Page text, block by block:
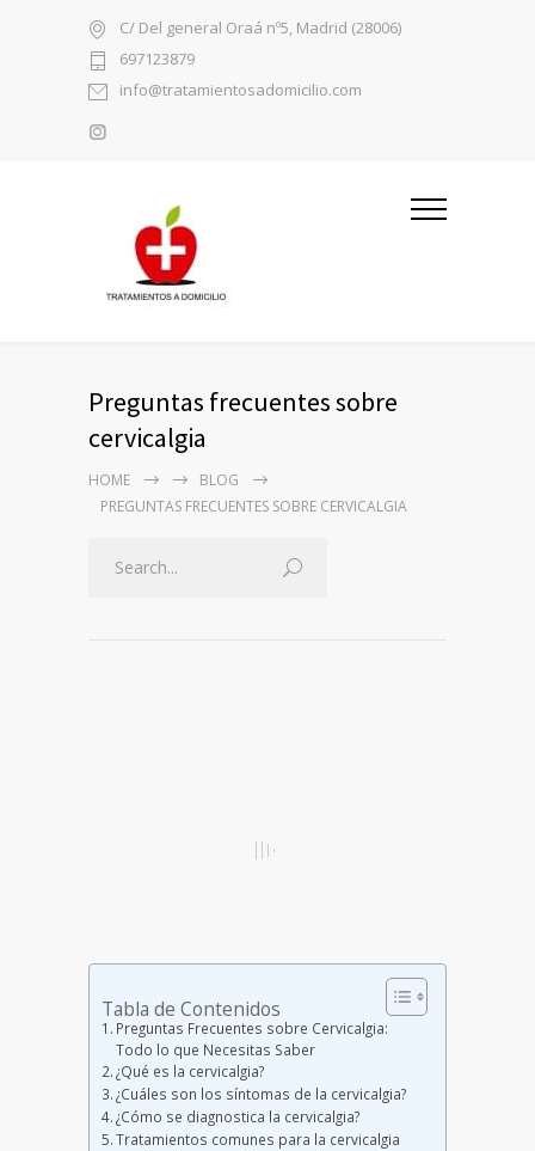
C/ Del general Oraá nº5, Madrid (28006)
697123879
info@tratamientosadomicilio.com
Preguntas frecuentes sobre
cervicalgia
HOME
BLOG
PREGUNTAS FRECUENTES SOBRE CERVICALGIA
Tabla de Contenidos
Preguntas Frecuentes sobre Cervicalgia:
Todo lo que Necesitas Saber
¿Qué es la cervicalgia?
¿Cuáles son los síntomas de la cervicalgia?
¿Cómo se diagnostica la cervicalgia?
Tratamientos comunes para la cervicalgia